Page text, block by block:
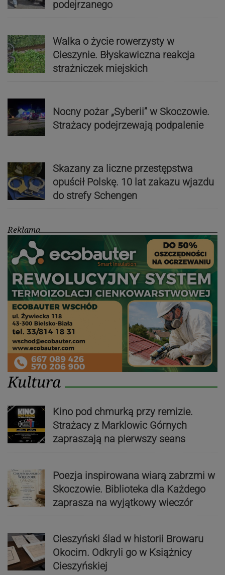
podejrzanego
Walka o życie rowerzysty w
Cieszynie. Błyskawiczna reakcja
strażniczek miejskich
Nocny pożar „Syberii” w Skoczowie.
Strażacy podejrzewają podpalenie
Skazany za liczne przestępstwa
opuścił Polskę. 10 lat zakazu wjazdu
do strefy Schengen
Reklama
Kultura
Kino pod chmurką przy remizie.
Strażacy z Marklowic Górnych
zapraszają na pierwszy seans
Poezja inspirowana wiarą zabrzmi w
Skoczowie. Biblioteka dla Każdego
zaprasza na wyjątkowy wieczór
Cieszyński ślad w historii Browaru
Okocim. Odkryli go w Książnicy
Cieszyńskiej